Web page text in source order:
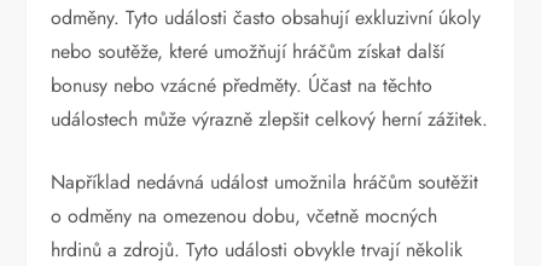
odměny. Tyto události často obsahují exkluzivní úkoly
nebo soutěže, které umožňují hráčům získat další
bonusy nebo vzácné předměty. Účast na těchto
událostech může výrazně zlepšit celkový herní zážitek.
Například nedávná událost umožnila hráčům soutěžit
o odměny na omezenou dobu, včetně mocných
hrdinů a zdrojů. Tyto události obvykle trvají několik